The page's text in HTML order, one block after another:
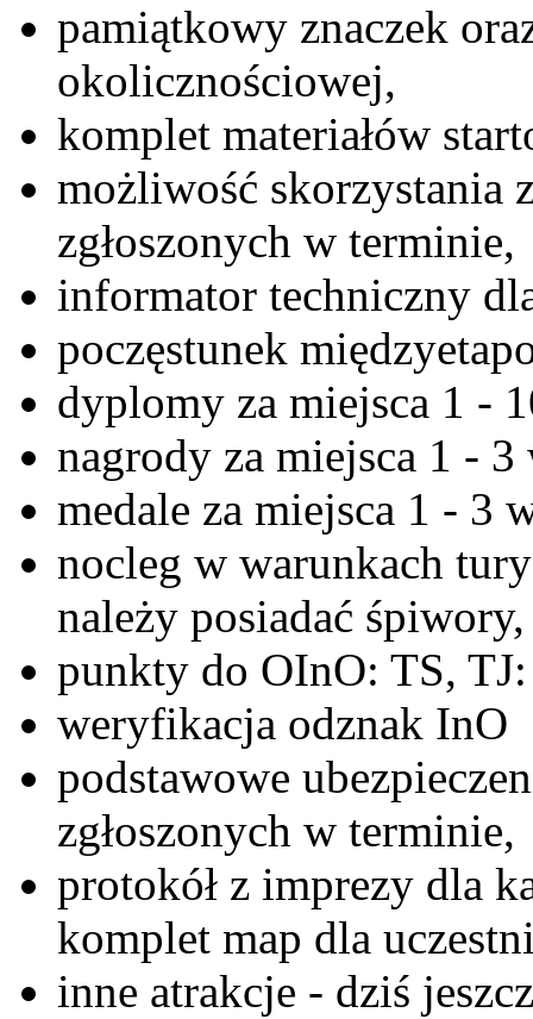
pamiątkowy znaczek
okolicznościowej,
komplet materiałów
możliwość skorzystania
zgłoszonych w terminie,
informator techniczny
poczęstunek
dyplomy za miejsca 1 -
nagrody za miejsca 1 -
medale za miejsca 1 - 3
nocleg w warunkach
należy posiadać
punkty do OInO: TS,
weryfikacja odznak InO
podstawowe
zgłoszonych w terminie,
protokół z imprezy dla
komplet map dla
inne atrakcje - dziś